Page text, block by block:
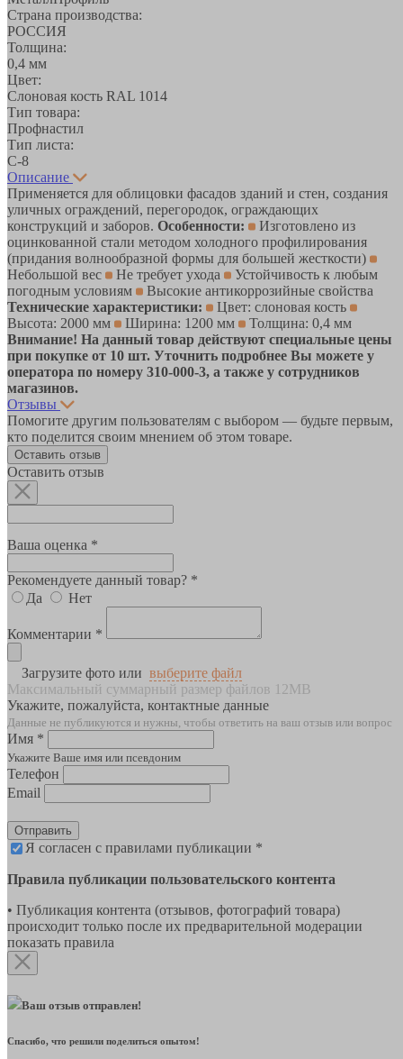
Страна производства:
РОССИЯ
Толщина:
0,4 мм
Цвет:
Слоновая кость RAL 1014
Тип товара:
Профнастил
Тип листа:
С-8
Описание
Применяется для облицовки фасадов зданий и стен, создания
уличных ограждений, перегородок, ограждающих
конструкций и заборов. Особенности:
Изготовлено из
оцинкованной стали методом холодного профилирования
(придания волнообразной формы для большей жесткости)
Небольшой вес
Не требует ухода
Устойчивость к любым
погодным условиям
Высокие антикоррозийные свойства
Технические характеристики:
Цвет: слоновая кость
Высота: 2000 мм
Ширина: 1200 мм
Толщина: 0,4 мм
Внимание! На данный товар действуют специальные цены
при покупке от 10 шт. Уточнить подробнее Вы можете у
оператора по номеру 310-000-3, а также у сотрудников
магазинов.
Отзывы
Помогите другим пользователям с выбором — будьте первым,
кто поделится своим мнением об этом товаре.
Оставить отзыв
Оставить отзыв
Ваша оценка *
Рекомендуете данный товар? *
Да
Нет
Комментарии *
Загрузите фото или выберите файл
Максимальный суммарный размер файлов 12MB
Укажите, пожалуйста, контактные данные
Данные не публикуются и нужны, чтобы ответить на ваш отзыв или вопрос
Имя *
Укажите Ваше имя или псевдоним
Телефон
Email
Отправить
Я согласен с правилами публикации *
Правила публикации пользовательского контента
• Публикация контента (отзывов, фотографий товара)
происходит только после их предварительной модерации
показать правила
Ваш отзыв отправлен!
Спасибо, что решили поделиться опытом!